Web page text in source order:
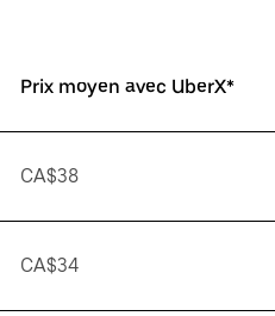
Prix moyen avec UberX*
CA$38
CA$34